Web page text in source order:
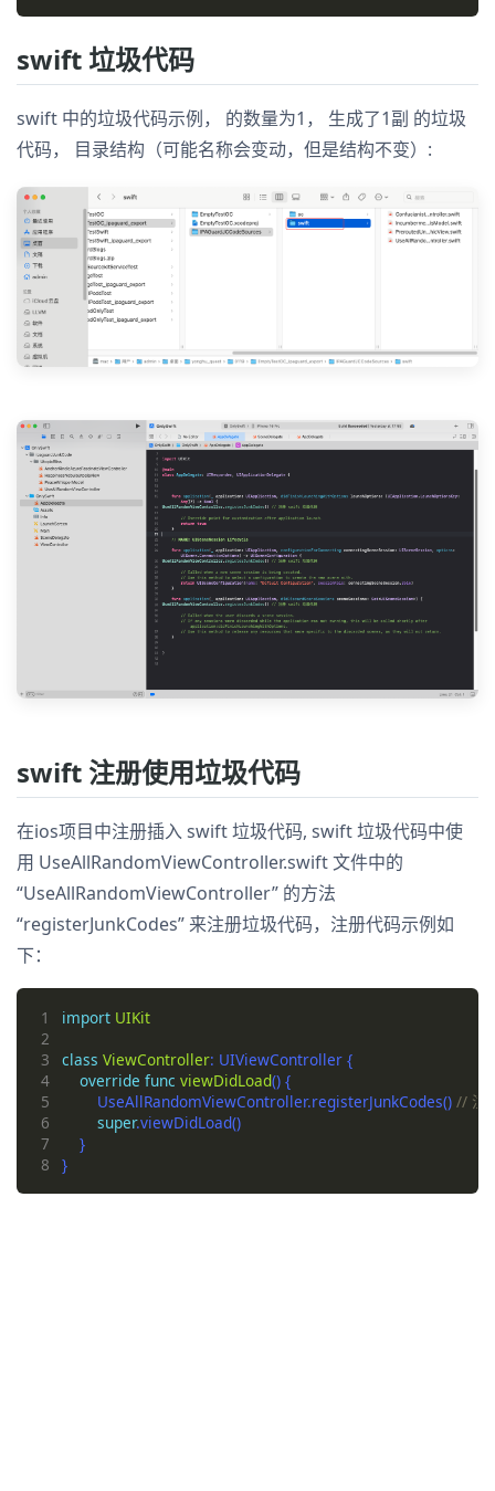
swift 垃圾代码
swift 中的垃圾代码示例， 的数量为1， 生成了1副 的垃圾
代码， 目录结构（可能名称会变动，但是结构不变）:
swift 注册使用垃圾代码
在ios项目中注册插入 swift 垃圾代码, swift 垃圾代码中使
用 UseAllRandomViewController.swift 文件中的
“UseAllRandomViewController” 的方法
“registerJunkCodes” 来注册垃圾代码，注册代码示例如
下：
1 import UIKit
2
3
class ViewController
4
override func viewDidLoad
5
        UseAllRandomViewController.registerJunkCodes()
// 注
6
super
7
8